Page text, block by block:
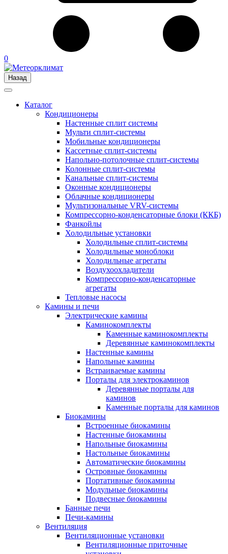
0
Назад
Каталог
Кондиционеры
Настенные сплит системы
Мульти сплит-системы
Мобильные кондиционеры
Кассетные сплит-системы
Напольно-потолочные сплит-системы
Колонные сплит-системы
Канальные сплит-системы
Оконные кондиционеры
Облачные кондиционеры
Мультизональные VRV-системы
Компрессорно-конденсаторные блоки (ККБ)
Фанкойлы
Холодильные установки
Холодильные сплит-системы
Холодильные моноблоки
Холодильные агрегаты
Воздухоохладители
Компрессорно-конденсаторные
агрегаты
Тепловые насосы
Камины и печи
Электрические камины
Каминокомплекты
Каменные каминокомплекты
Деревянные каминокомплекты
Настенные камины
Напольные камины
Встраиваемые камины
Порталы для электрокаминов
Деревянные порталы для
каминов
Каменные порталы для каминов
Биокамины
Встроенные биокамины
Настенные биокамины
Напольные биокамины
Настольные биокамины
Автоматические биокамины
Островные биокамины
Портативные биокамины
Модульные биокамины
Подвесные биокамины
Банные печи
Печи-камины
Вентиляция
Вентиляционные установки
Вентиляционные приточные